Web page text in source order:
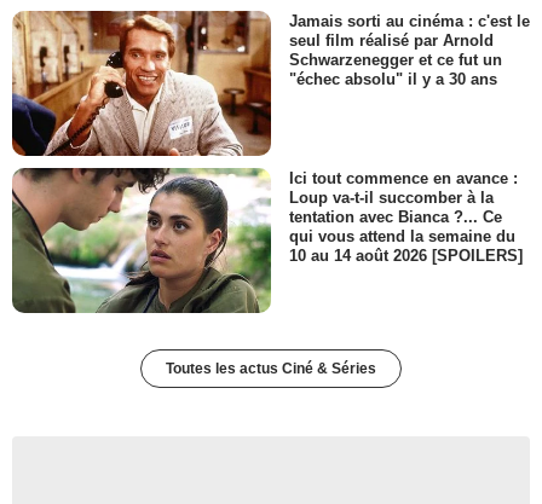
Jamais sorti au cinéma : c'est le
seul film réalisé par Arnold
Schwarzenegger et ce fut un
"échec absolu" il y a 30 ans
Ici tout commence en avance :
Loup va-t-il succomber à la
tentation avec Bianca ?... Ce
qui vous attend la semaine du
10 au 14 août 2026 [SPOILERS]
Toutes les actus Ciné & Séries